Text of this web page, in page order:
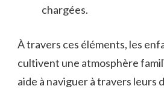
chargées.
À travers ces éléments, les
cultivent une atmosphère
aide à naviguer à travers leurs